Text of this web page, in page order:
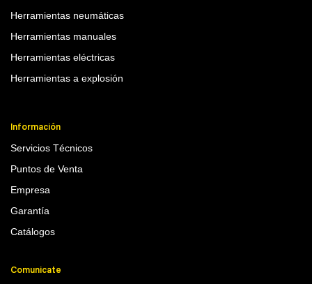
Herramientas neumáticas
Herramientas manuales
Herramientas eléctricas
Herramientas a explosión
Información
Servicios Técnicos
Puntos de Venta
Empresa
Garantía
Catálogos
Comunicate